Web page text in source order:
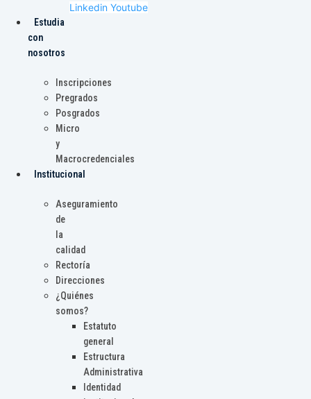
Linkedin Youtube
Estudia
con
nosotros
Inscripciones
Pregrados
Posgrados
Micro
y
Macrocredenciales
Institucional
Aseguramiento
de
la
calidad
Rectoría
Direcciones
¿Quiénes
somos?
Estatuto
general
Estructura
Administrativa
Identidad